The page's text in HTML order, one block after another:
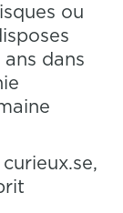
ou
ans dans